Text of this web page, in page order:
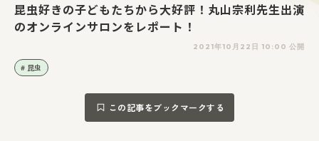
昆虫好きの子どもたちから大好評！丸山宗利先生出演
のオンラインサロンをレポート！
2021年10月22日 10:00 公開
昆虫
この記事をブックマークする